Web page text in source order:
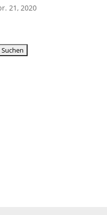
21, 2020